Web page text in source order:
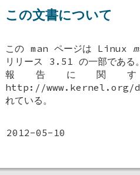
この文書について
この man ページは Linux
リリース 3.51 の一部である
報告に関
http://www.kernel.org/
れている。
2012-05-10